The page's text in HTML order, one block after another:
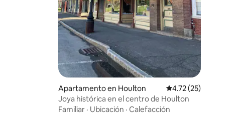
Apartamento en Houlton Calificación
4.72 (25)
Joya histórica en el centro de Houlton
Familiar · Ubicación · Calefacción